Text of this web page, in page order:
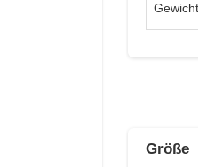
Gewicht
Größe